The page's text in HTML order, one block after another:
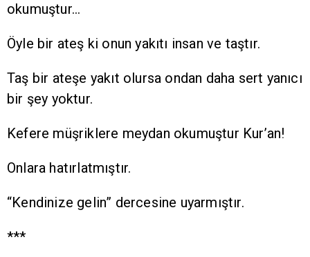
okumuştur…
Öyle bir ateş ki onun yakıtı insan ve taştır.
Taş bir ateşe yakıt olursa ondan daha sert yanıcı
bir şey yoktur.
Kefere müşriklere meydan okumuştur Kur’an!
Onlara hatırlatmıştır.
“Kendinize gelin” dercesine uyarmıştır.
***